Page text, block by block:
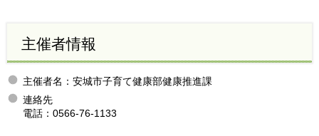
主催者情報
主催者名：安城市子育て健康部健康推進課
連絡先
電話：0566-76-1133